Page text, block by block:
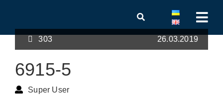
303 26.03.2019
6915-5
Super User